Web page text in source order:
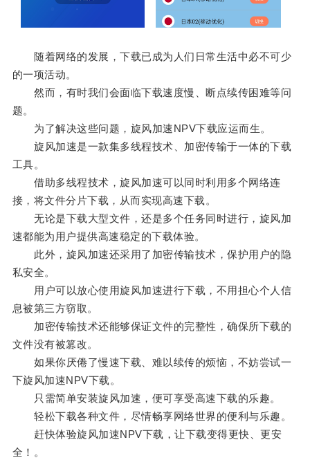
随着网络的发展，下载已成为人们日常生活中必不可少
的一项活动。
然而，有时我们会面临下载速度慢、断点续传困难等问
题。
为了解决这些问题，旋风加速NPV下载应运而生。
旋风加速是一款集多线程技术、加密传输于一体的下载
工具。
借助多线程技术，旋风加速可以同时利用多个网络连
接，将文件分片下载，从而实现高速下载。
无论是下载大型文件，还是多个任务同时进行，旋风加
速都能为用户提供高速稳定的下载体验。
此外，旋风加速还采用了加密传输技术，保护用户的隐
私安全。
用户可以放心使用旋风加速进行下载，不用担心个人信
息被第三方窃取。
加密传输技术还能够保证文件的完整性，确保所下载的
文件没有被篡改。
如果你厌倦了慢速下载、难以续传的烦恼，不妨尝试一
下旋风加速NPV下载。
只需简单安装旋风加速，便可享受高速下载的乐趣。
轻松下载各种文件，尽情畅享网络世界的便利与乐趣。
赶快体验旋风加速NPV下载，让下载变得更快、更安
全！。